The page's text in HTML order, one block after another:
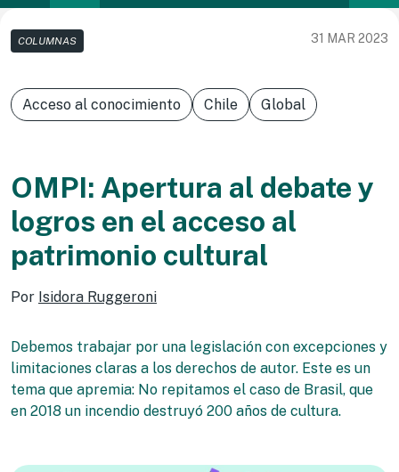
COLUMNAS 31 MAR 2023
Acceso al conocimiento Chile Global
OMPI: Apertura al debate y
logros en el acceso al
patrimonio cultural
Por Isidora Ruggeroni
Debemos trabajar por una legislación con excepciones y
limitaciones claras a los derechos de autor. Este es un
tema que apremia: No repitamos el caso de Brasil, que
en 2018 un incendio destruyó 200 años de cultura.